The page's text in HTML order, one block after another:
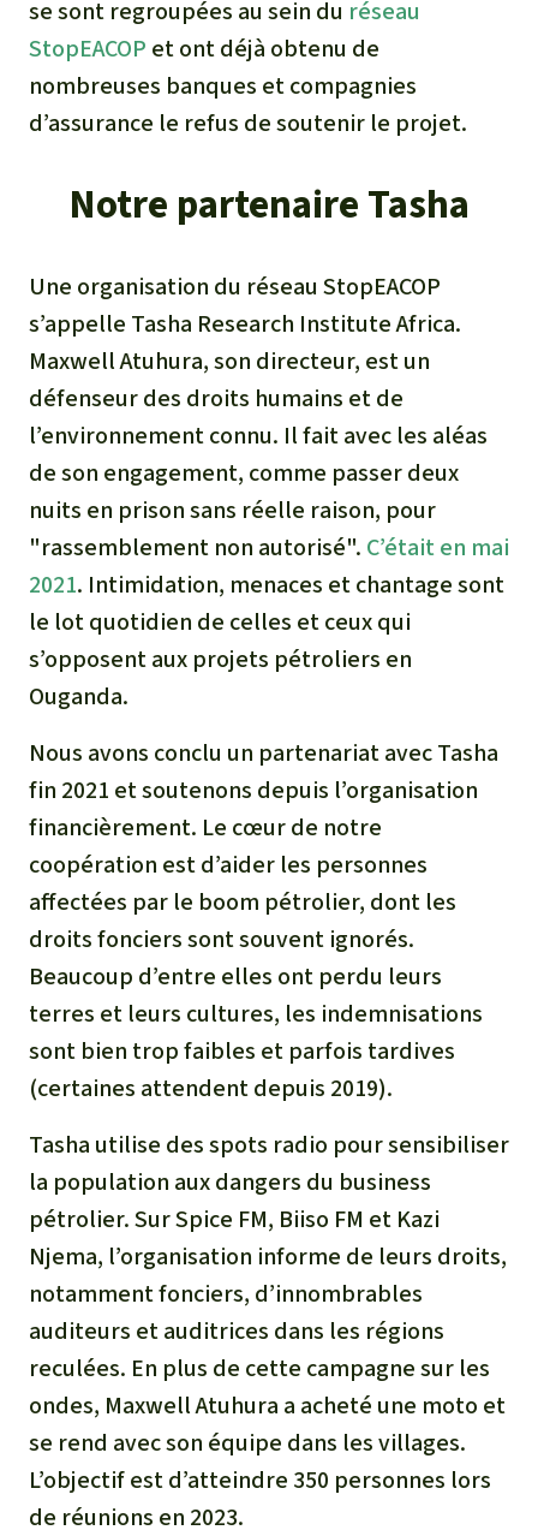
se sont regroupées au sein du réseau
StopEACOP et ont déjà obtenu de
nombreuses banques et compagnies
d’assurance le refus de soutenir le projet.
Notre partenaire Tasha
Une organisation du réseau StopEACOP
s’appelle Tasha Research Institute Africa.
Maxwell Atuhura, son directeur, est un
défenseur des droits humains et de
l’environnement connu. Il fait avec les aléas
de son engagement, comme passer deux
nuits en prison sans réelle raison, pour
"rassemblement non autorisé". C’était en mai
2021. Intimidation, menaces et chantage sont
le lot quotidien de celles et ceux qui
s’opposent aux projets pétroliers en
Ouganda.
Nous avons conclu un partenariat avec Tasha
fin 2021 et soutenons depuis l’organisation
financièrement. Le cœur de notre
coopération est d’aider les personnes
affectées par le boom pétrolier, dont les
droits fonciers sont souvent ignorés.
Beaucoup d’entre elles ont perdu leurs
terres et leurs cultures, les indemnisations
sont bien trop faibles et parfois tardives
(certaines attendent depuis 2019).
Tasha utilise des spots radio pour sensibiliser
la population aux dangers du business
pétrolier. Sur Spice FM, Biiso FM et Kazi
Njema, l’organisation informe de leurs droits,
notamment fonciers, d’innombrables
auditeurs et auditrices dans les régions
reculées. En plus de cette campagne sur les
ondes, Maxwell Atuhura a acheté une moto et
se rend avec son équipe dans les villages.
L’objectif est d’atteindre 350 personnes lors
de réunions en 2023.